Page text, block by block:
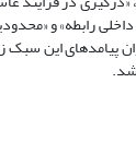
داخلی رابطه» و
پیامدهای این
شد.